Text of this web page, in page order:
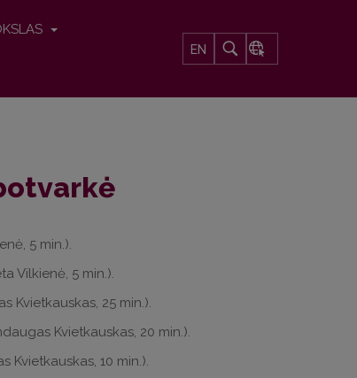
EN
5 min.).
Vilkienė, 5 min.).
Kvietkauskas, 25 min.).
Kvietkauskas, 20 min.).
Kvietkauskas, 10 min.).